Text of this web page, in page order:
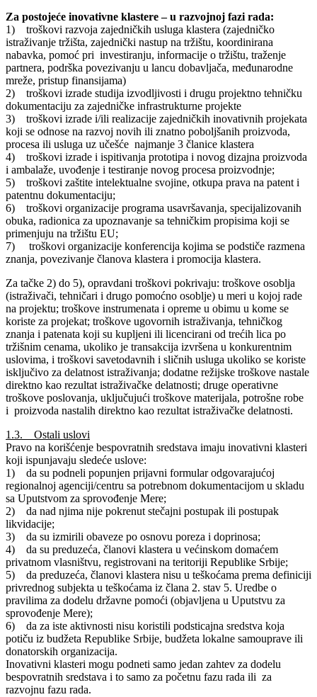
Za postojeće inovativne klastere – u razvojnoj fazi rada:
1) troškovi razvoja zajedničkih usluga klastera (zajedničko
istraživanje tržišta, zajednički nastup na tržištu, koordinirana
nabavka, pomoć pri investiranju, informacije o tržištu, traženje
partnera, podrška povezivanju u lancu dobavljača, međunarodne
mreže, pristup finansijama)
2) troškovi izrade studija izvodljivosti i drugu projektno tehničku
dokumentaciju za zajedničke infrastrukturne projekte
3) troškovi izrade i/ili realizacije zajedničkih inovativnih projekata
koji se odnose na razvoj novih ili znatno poboljšanih proizvoda,
procesa ili usluga uz učešće najmanje 3 članice klastera
4) troškovi izrade i ispitivanja prototipa i novog dizajna proizvoda
i ambalaže, uvođenje i testiranje novog procesa proizvodnje;
5) troškovi zaštite intelektualne svojine, otkupa prava na patent i
patentnu dokumentaciju;
6) troškovi organizacije programa usavršavanja, specijalizovanih
obuka, radionica za upoznavanje sa tehničkim propisima koji se
primenjuju na tržištu EU;
7) troškovi organizacije konferencija kojima se podstiče razmena
znanja, povezivanje članova klastera i promocija klastera.
Za tačke 2) do 5), opravdani troškovi pokrivaju: troškove osoblja
(istraživači, tehničari i drugo pomoćno osoblje) u meri u kojoj rade
na projektu; troškove instrumenata i opreme u obimu u kome se
koriste za projekat; troškove ugovornih istraživanja, tehničkog
znanja i patenata koji su kupljeni ili licencirani od trećih lica po
tržišnim cenama, ukoliko je transakcija izvršena u konkurentnim
uslovima, i troškovi savetodavnih i sličnih usluga ukoliko se koriste
isključivo za delatnost istraživanja; dodatne režijske troškove nastale
direktno kao rezultat istraživačke delatnosti; druge operativne
troškove poslovanja, uključujući troškove materijala, potrošne robe
i proizvoda nastalih direktno kao rezultat istraživačke delatnosti.
1.3. Ostali uslovi
Pravo na korišćenje bespovratnih sredstava imaju inovativni klasteri
koji ispunjavaju sledeće uslove:
1) da su podneli popunjen prijavni formular odgovarajućoj
regionalnoj agenciji/centru sa potrebnom dokumentacijom u skladu
sa Uputstvom za sprovođenje Mere;
2) da nad njima nije pokrenut stečajni postupak ili postupak
likvidacije;
3) da su izmirili obaveze po osnovu poreza i doprinosa;
4) da su preduzeća, članovi klastera u većinskom domaćem
privatnom vlasništvu, registrovani na teritoriji Republike Srbije;
5) da preduzeća, članovi klastera nisu u teškoćama prema definiciji
privrednog subjekta u teškoćama iz člana 2. stav 5. Uredbe o
pravilima za dodelu državne pomoći (objavljena u Uputstvu za
sprovođenje Mere);
6) da za iste aktivnosti nisu koristili podsticajna sredstva koja
potiču iz budžeta Republike Srbije, budžeta lokalne samouprave ili
donatorskih organizacija.
Inovativni klasteri mogu podneti samo jedan zahtev za dodelu
bespovratnih sredstava i to samo za početnu fazu rada ili za
razvojnu fazu rada.